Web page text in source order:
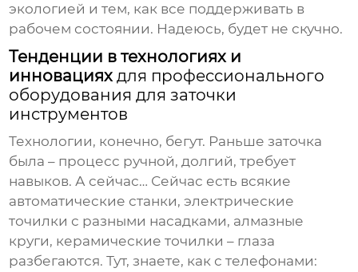
экологией и тем, как все поддерживать в
рабочем состоянии. Надеюсь, будет не скучно.
Тенденции в технологиях и
инновацияхдля профессионального
оборудования для заточки
инструментов
Технологии, конечно, бегут. Раньше заточка
была – процесс ручной, долгий, требует
навыков. А сейчас… Сейчас есть всякие
автоматические станки, электрические
точилки с разными насадками, алмазные
круги, керамические точилки – глаза
разбегаются. Тут, знаете, как с телефонами: